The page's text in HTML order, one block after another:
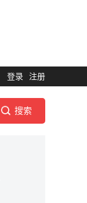
登录 注册